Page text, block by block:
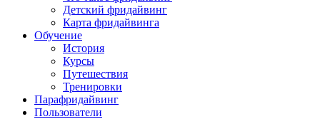
Детский фридайвинг
Карта фридайвинга
Обучение
История
Курсы
Путешествия
Тренировки
Парафридайвинг
Пользователи